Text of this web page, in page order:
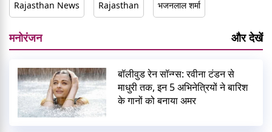
Rajasthan News Rajasthan भजनलाल शर्मा
मनोरंजन और देखें
बॉलीवुड रेन सॉन्ग्स: रवीना टंडन से
माधुरी तक, इन 5 अभिनेत्रियों ने बारिश
के गानों को बनाया अमर